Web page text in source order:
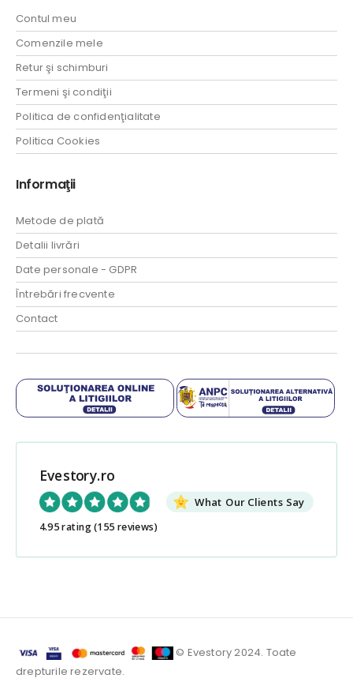
Contul meu
Comenzile mele
Retur şi schimburi
Termeni şi condiţii
Politica de confidenţialitate
Politica Cookies
Informaţii
Metode de plată
Detalii livrări
Date personale - GDPR
Întrebări frecvente
Contact
Evestory.ro
What Our Clients Say
4.95 rating(155 reviews)
© Evestory 2024. Toate
drepturile rezervate.